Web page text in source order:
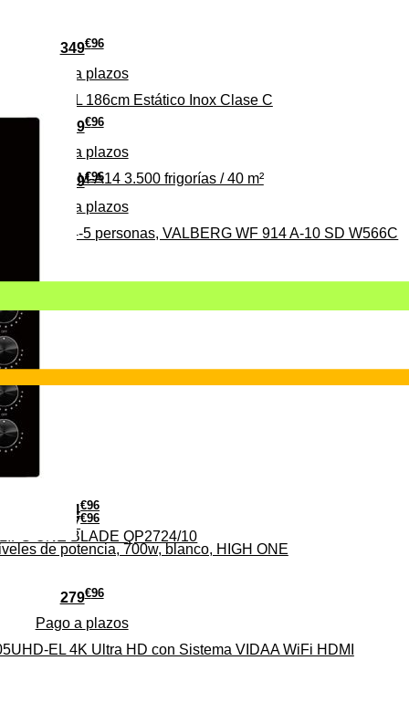
279€96
Pago a plazos
para 4-5 personas, VALBERG WF 914 A-10 SD W566C
349€96
Pago a plazos
315 C 315L 186cm Estático Inox Clase C
37€96
de potencia, 700w, blanco, HIGH ONE
369€96
Pago a plazos
CLIM-A14 3.500 frigorías / 40 m²
24€96
ONE BLADE QP2724/10
279€96
Pago a plazos
EL 4K Ultra HD con Sistema VIDAA WiFi HDMI